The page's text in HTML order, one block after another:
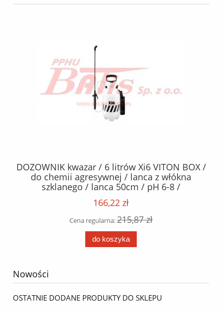
DOZOWNIK kwazar / 6 litrów Xi6 VITON BOX /
do chemii agresywnej / lanca z włókna
szklanego / lanca 50cm / pH 6-8 /
166,22 zł
Cena regularna:215,87 zł
do koszyka
Nowości
OSTATNIE DODANE PRODUKTY DO SKLEPU